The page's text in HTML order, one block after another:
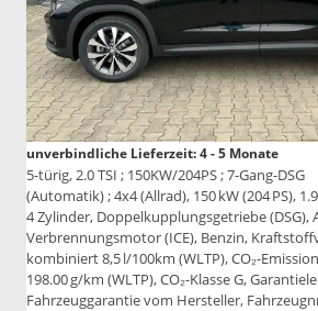
unverbindliche Lieferzeit: 4 - 5 Monate
5-türig, 2.0 TSI ; 150KW/204PS ; 7-Gang-DSG
(Automatik) ; 4x4 (Allrad), 150 kW (204 PS),
4 Zylinder, Doppelkupplungsgetriebe (DSG),
Verbrennungsmotor (ICE), Benzin,
kombiniert 8,5 l/100km (WLTP), CO₂-
198.00 g/km (WLTP), CO₂-Klasse G,
Fahrzeuggarantie vom Hersteller,